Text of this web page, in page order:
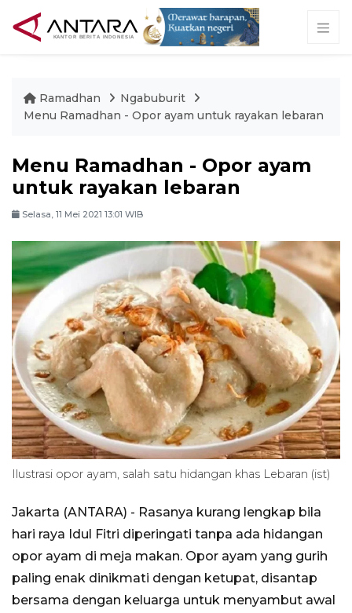
Ramadhan
Ngabuburit
Menu Ramadhan - Opor ayam untuk rayakan lebaran
Menu Ramadhan - Opor ayam
untuk rayakan lebaran
Selasa, 11 Mei 2021 13:01 WIB
Ilustrasi opor ayam, salah satu hidangan khas Lebaran (ist)
Jakarta (ANTARA) - Rasanya kurang lengkap bila
hari raya Idul Fitri diperingati tanpa ada hidangan
opor ayam di meja makan. Opor ayam yang gurih
paling enak dinikmati dengan ketupat, disantap
bersama dengan keluarga untuk menyambut awal